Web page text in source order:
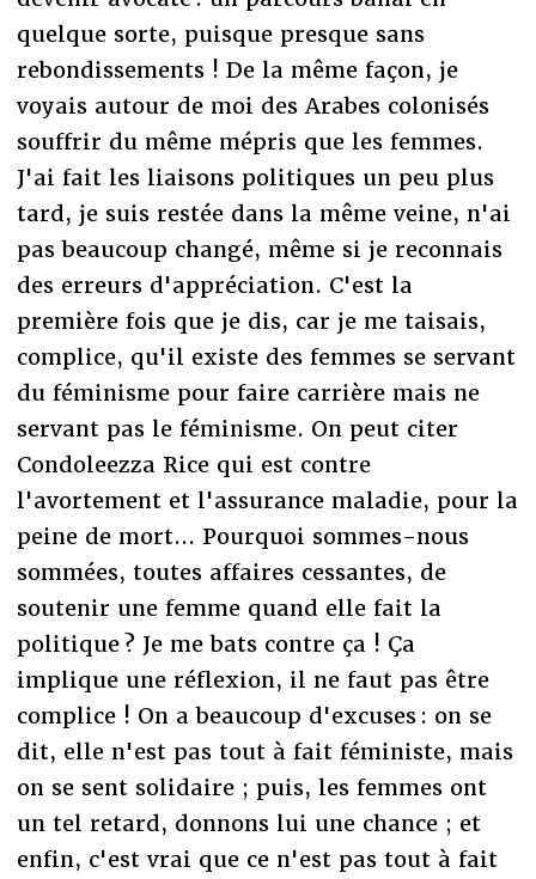
quelque sorte, puisque presque sans
rebondissements ! De la même façon, je
voyais autour de moi des Arabes colonisés
souffrir du même mépris que les femmes.
J'ai fait les liaisons politiques un peu plus
tard, je suis restée dans la même veine, n'ai
pas beaucoup changé, même si je reconnais
des erreurs d'appréciation. C'est la
première fois que je dis, car je me taisais,
complice, qu'il existe des femmes se servant
du féminisme pour faire carrière mais ne
servant pas le féminisme. On peut citer
Condoleezza Rice qui est contre
l'avortement et l'assurance maladie, pour la
peine de mort... Pourquoi sommes-nous
sommées, toutes affaires cessantes, de
soutenir une femme quand elle fait la
politique ? Je me bats contre ça ! Ça
implique une réflexion, il ne faut pas être
complice ! On a beaucoup d'excuses : on se
dit, elle n'est pas tout à fait féministe, mais
on se sent solidaire ; puis, les femmes ont
un tel retard, donnons lui une chance ; et
enfin, c'est vrai que ce n'est pas tout à fait